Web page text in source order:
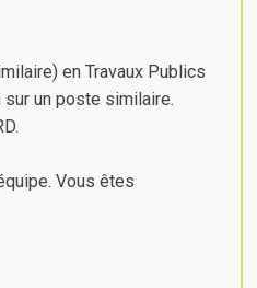
en Travaux Publics
un poste similaire.
Vous êtes